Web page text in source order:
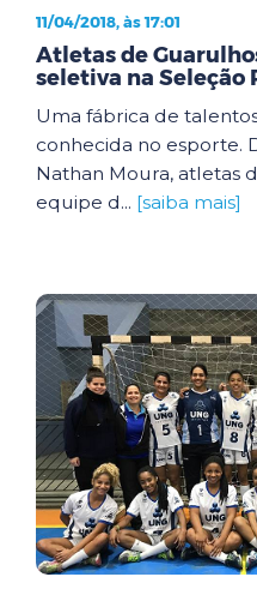
11/04/2018, às 17:01
Atletas de
seletiva na Seleção
Uma fábrica de
conhecida no esporte.
Nathan Moura, atletas
equipe d... [saiba mais]